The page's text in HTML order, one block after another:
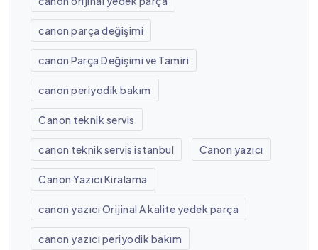
canon parça değişimi
canon Parça Değişimi ve Tamiri
canon periyodik bakım
Canon teknik servis
canon teknik servis istanbul Canon yazıcı
Canon Yazıcı Kiralama
canon yazıcı Orijinal A kalite yedek parça
canon yazıcı periyodik bakım